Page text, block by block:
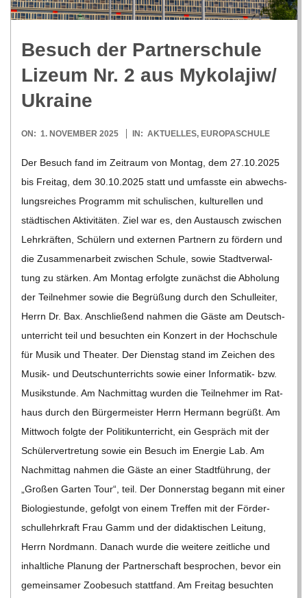
Besuch der Part­ner­schule
Lizeum Nr. 2 aus Mykolajiw/​
Ukraine
2025-
ON: 1. NOVEMBER 2025 IN: AKTUELLES, EUROPASCHULE
Der Besuch fand im Zeit­raum von Mon­tag, dem 27.10.2025
bis Frei­tag, dem 30.10.2025 statt und umfasste ein abwechs­
lungs­rei­ches Pro­gramm mit schu­li­schen, kul­tu­rel­len und
städ­ti­schen Akti­vi­tä­ten. Ziel war es, den Aus­tausch zwi­schen
Lehr­kräf­ten, Schü­lern und exter­nen Part­nern zu för­dern und
die Zusam­men­ar­beit zwi­schen Schule, sowie Stadt­ver­wal­
tung zu stär­ken. Am Mon­tag erfolgte zunächst die Abho­lung
der Teil­neh­mer sowie die Begrü­ßung durch den Schul­lei­ter,
Herrn Dr. Bax. Anschlie­ßend nah­men die Gäste am Deutsch­
un­ter­richt teil und besuch­ten ein Kon­zert in der Hoch­schule
für Musik und Thea­ter. Der Diens­tag stand im Zei­chen des
Musik- und Deutsch­un­ter­richts sowie einer Infor­­ma­­tik- bzw.
Musik­stunde. Am Nach­mit­tag wur­den die Teil­neh­mer im Rat­
haus durch den Bür­ger­meis­ter Herrn Her­mann begrüßt. Am
Mitt­woch folgte der Poli­tik­un­ter­richt, ein Gespräch mit der
Schü­ler­ver­tre­tung sowie ein Besuch im Ener­gie Lab. Am
Nach­mit­tag nah­men die Gäste an einer Stadt­füh­rung, der
„Gro­ßen Gar­ten Tour“, teil. Der Don­ners­tag begann mit einer
Bio­lo­gie­stunde, gefolgt von einem Tref­fen mit der För­der­
schul­lehr­kraft Frau Gamm und der didak­ti­schen Lei­tung,
Herrn Nord­mann. Danach wurde die wei­tere zeit­li­che und
inhalt­li­che Pla­nung der Part­ner­schaft bespro­chen, bevor ein
gemein­sa­mer Zoo­be­such statt­fand. Am Frei­tag besuch­ten